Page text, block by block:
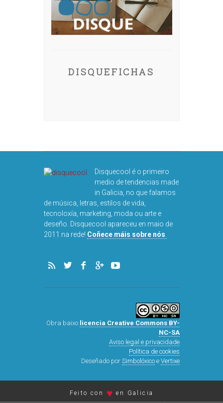
DISQUEFICHAS
Disquecool é o primeiro
medio de tendencias made
in Galicia, no que falamos
de música, letras, estilos de vida,
tecnoloxía, marketing, moda ou arte e
deseño. Disquecool apareceu en maio de
2011 na rede! Coñece máis sobre nós
Obra baixo licencia Creative Commons BY-
NC-SA
Aviso legal e privacidade
Política de cookies
Deseñado por Simbolóxicoe Vertixe
Feito con ♥ en Galicia